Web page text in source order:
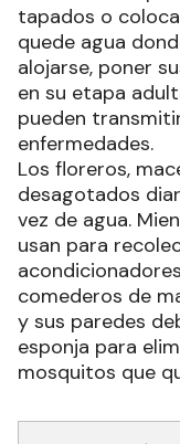
tapados o
quede agua
alojarse, poner
en su etapa
pueden
enfermedades.
Los floreros,
desagotados
vez de agua.
usan para
comederos de
y sus paredes
esponja para
mosquitos que